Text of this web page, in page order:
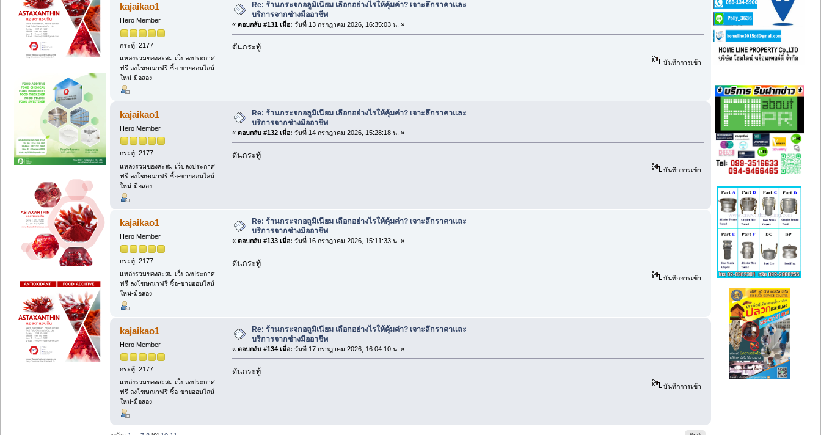
kajaikao1
Hero Member
กระทู้: 2177
แหล่งรวมของสะสม เว็บลงประกาศ
ฟรี ลงโฆษณาฟรี ซื้อ-ขายออนไลน์
ใหม่-มือสอง
Re: ร้านกระจกอลูมิเนียม เลือกอย่างไรให้คุ้มค่า? เจาะลึกราคาและ
บริการจากช่างมืออาชีพ
« ตอบกลับ #131 เมื่อ: วันที่ 13 กรกฎาคม 2026, 16:35:03 น. »
ดันกระทู้
บันทึกการเข้า
kajaikao1
Hero Member
กระทู้: 2177
แหล่งรวมของสะสม เว็บลงประกาศ
ฟรี ลงโฆษณาฟรี ซื้อ-ขายออนไลน์
ใหม่-มือสอง
Re: ร้านกระจกอลูมิเนียม เลือกอย่างไรให้คุ้มค่า? เจาะลึกราคาและ
บริการจากช่างมืออาชีพ
« ตอบกลับ #132 เมื่อ: วันที่ 14 กรกฎาคม 2026, 15:28:18 น. »
ดันกระทู้
บันทึกการเข้า
kajaikao1
Hero Member
กระทู้: 2177
แหล่งรวมของสะสม เว็บลงประกาศ
ฟรี ลงโฆษณาฟรี ซื้อ-ขายออนไลน์
ใหม่-มือสอง
Re: ร้านกระจกอลูมิเนียม เลือกอย่างไรให้คุ้มค่า? เจาะลึกราคาและ
บริการจากช่างมืออาชีพ
« ตอบกลับ #133 เมื่อ: วันที่ 16 กรกฎาคม 2026, 15:11:33 น. »
ดันกระทู้
บันทึกการเข้า
kajaikao1
Hero Member
กระทู้: 2177
แหล่งรวมของสะสม เว็บลงประกาศ
ฟรี ลงโฆษณาฟรี ซื้อ-ขายออนไลน์
ใหม่-มือสอง
Re: ร้านกระจกอลูมิเนียม เลือกอย่างไรให้คุ้มค่า? เจาะลึกราคาและ
บริการจากช่างมืออาชีพ
« ตอบกลับ #134 เมื่อ: วันที่ 17 กรกฎาคม 2026, 16:04:10 น. »
ดันกระทู้
บันทึกการเข้า